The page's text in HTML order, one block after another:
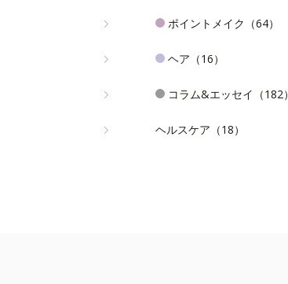
ポイントメイク（64）
ヘア（16）
コラム&エッセイ（182）
ヘルスケア（18）